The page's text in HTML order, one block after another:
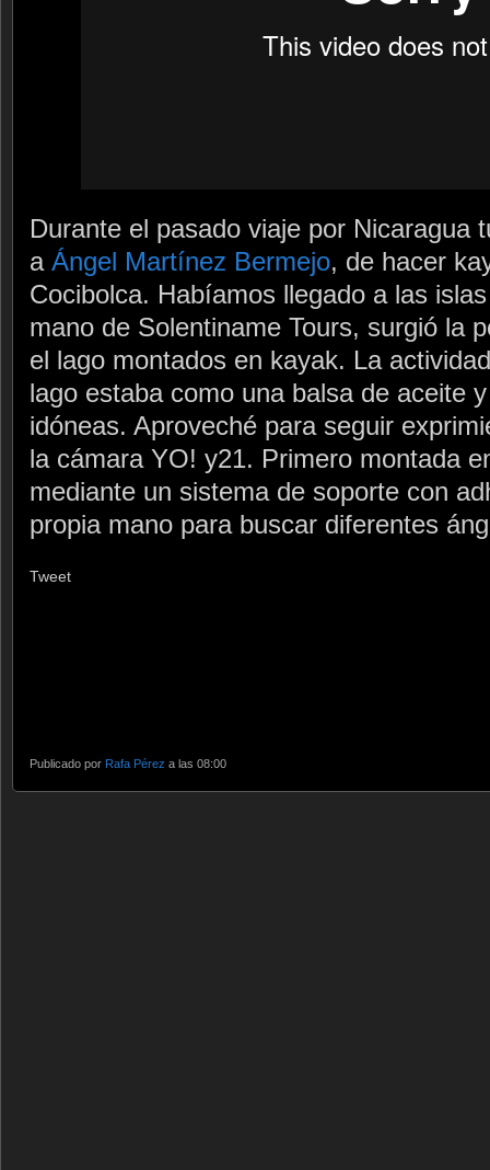
Durante el pasado viaje por Nicaragua
a Ángel Martínez Bermejo, de hacer
Cocibolca. Habíamos llegado a las
mano de Solentiname Tours, surgió la
el lago montados en kayak. La
lago estaba como una balsa de aceite
idóneas. Aproveché para seguir
la cámara YO! y21. Primero montada
mediante un sistema de soporte con
propia mano para buscar diferentes
Tweet
Publicado por Rafa Pérez a las 08:00